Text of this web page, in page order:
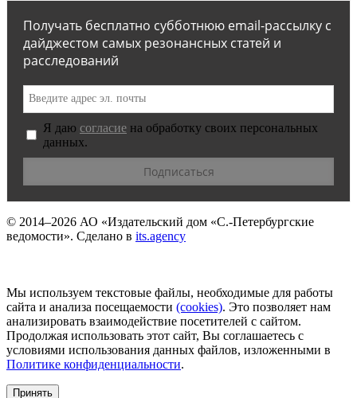
Получать бесплатно субботнюю email-рассылку с
дайджестом самых резонансных статей и
расследований
Я даю согласие на обработку своих персональных
данных.
© 2014–2026 АО «Издательский дом «С.-Петербургские
ведомости». Сделано в its.agency
Мы используем текстовые файлы, необходимые для работы
сайта и анализа посещаемости (сookies). Это позволяет нам
анализировать взаимодействие посетителей с сайтом.
Продолжая использовать этот сайт, Вы соглашаетесь с
условиями использования данных файлов, изложенными в
Политике конфиденциальности.
Принять